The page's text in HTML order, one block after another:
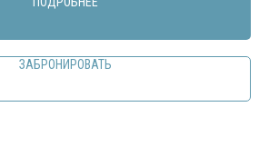
ЗАБРОНИРОВАТЬ